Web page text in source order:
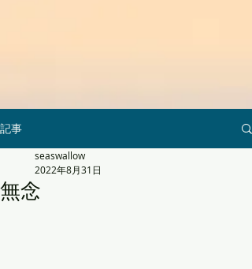
記事
無念
seaswallow
2022年8月31日